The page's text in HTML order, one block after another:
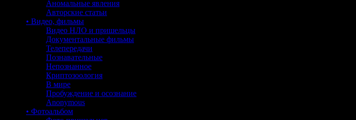
Аномальные явления
Авторские статьи
• Видео, фильмы
Видео НЛО и пришельцы
Документальные фильмы
Телепередачи
Познавательные
Непознанное
Криптозоология
В мире
Пробуждение и осознание
Anonymous
• Фотоальбом